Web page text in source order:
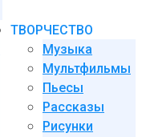
ТВОРЧЕСТВО
Музыка
Мультфильмы
Пьесы
Рассказы
Рисунки